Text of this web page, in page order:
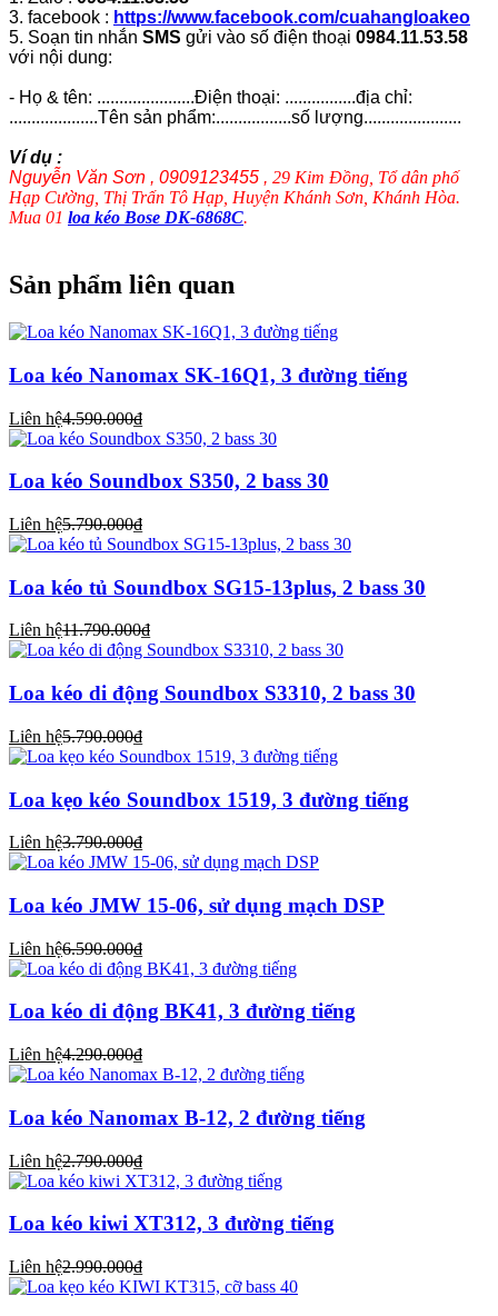
3. facebook : https://www.facebook.com/cuahangloakeo
5. Soạn tin nhắn SMS gửi vào số điện thoại 0984.11.53.58
với nội dung:
- Họ & tên: ......................Điện thoại: ................địa chỉ:
....................Tên sản phẩm:.................số lượng......................
Ví dụ :
Nguyễn Văn Sơn , 0909123455 , 29 Kim Đồng, Tổ dân phố
Hạp Cường, Thị Trấn Tô Hạp, Huyện Khánh Sơn, Khánh Hòa.
Mua 01 loa kéo Bose DK-6868C.
Sản phẩm liên quan
Loa kéo Nanomax SK-16Q1, 3 đường tiếng
Liên hệ4.590.000₫
Loa kéo Soundbox S350, 2 bass 30
Liên hệ5.790.000₫
Loa kéo tủ Soundbox SG15-13plus, 2 bass 30
Liên hệ11.790.000₫
Loa kéo di động Soundbox S3310, 2 bass 30
Liên hệ5.790.000₫
Loa kẹo kéo Soundbox 1519, 3 đường tiếng
Liên hệ3.790.000₫
Loa kéo JMW 15-06, sử dụng mạch DSP
Liên hệ6.590.000₫
Loa kéo di động BK41, 3 đường tiếng
Liên hệ4.290.000₫
Loa kéo Nanomax B-12, 2 đường tiếng
Liên hệ2.790.000₫
Loa kéo kiwi XT312, 3 đường tiếng
Liên hệ2.990.000₫